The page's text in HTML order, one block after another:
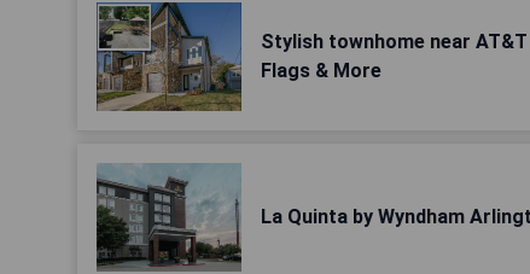
Stylish townhome near
Flags & More
La Quinta by Wyndham